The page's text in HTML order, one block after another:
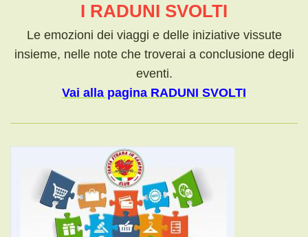
I RADUNI SVOLTI
Le emozioni dei viaggi e delle iniziative vissute
insieme, nelle note che troverai a conclusione degli
eventi.
Vai alla pagina RADUNI SVOLTI